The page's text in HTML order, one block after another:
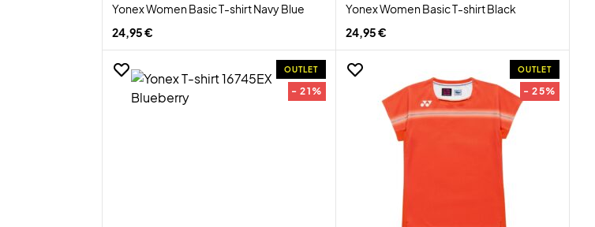
Yonex Women Basic T-shirt Navy Blue
24,95 €
Yonex Women Basic T-shirt Black
24,95 €
OUTLET
- 21%
OUTLET
- 25%